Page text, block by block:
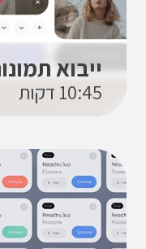
ייבוא
10:45 דקות